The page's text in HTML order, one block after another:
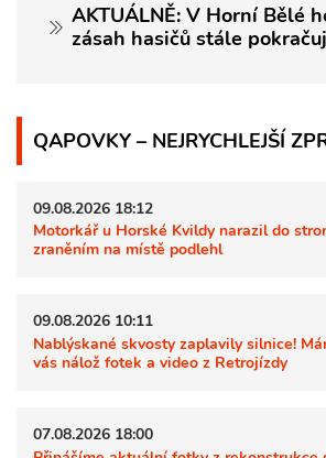
AKTUÁLNĚ: V Horní Bělé
zásah hasičů stále
QAPOVKY – NEJRYCHLEJŠÍ
09.08.2026 18:12
Motorkář u Horské Kvildy narazil do
zraněním na místě podlehl
09.08.2026 10:11
Nablýskané skvosty zaplavily silnice!
vás nálož fotek a video z Retrojízdy
07.08.2026 18:00